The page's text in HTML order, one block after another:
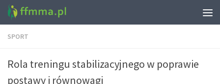
SPORT
Rola treningu stabilizacyjnego w poprawie
postawy i równowagi